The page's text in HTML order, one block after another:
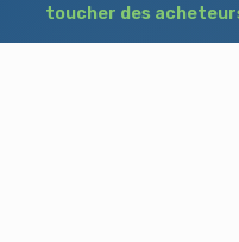
toucher des